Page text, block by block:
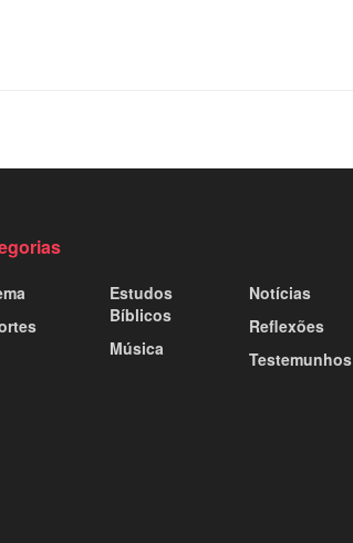
Estudos
Bíblicos
Música
Notícias
Reflexões
Testemunhos